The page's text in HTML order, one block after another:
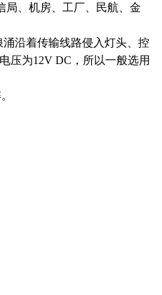
局、机房、工厂、民航、金
沿着传输线路侵入灯头、控
压为12V DC，所以一般选用